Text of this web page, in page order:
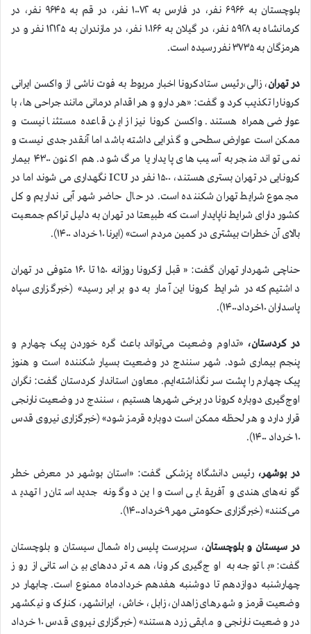
بلوچستان به ۶۹۶۶ نفر، در فارس به ۱۰۰۷۲ نفر، در قم به ۹۶۴۵ نفر، در
کرمانشاه به ۵۹۲۸ نفر، در گیلان به ۱۰۱۶۶ نفر، در مازندران به ۱۲۱۲۵ نفر و در
هرمزگان به ۳۷۳۵ نفر رسیده است.
در تهران، زالی،رئیس ستادکرونا اخبار مربوط به فوت ناشی از واکسن ایرانی
کرونا را تكذيب كرد و گفت: «هر دارو و هر اقدام درمانی مانند جراحی ها، با
عوارضی همراه هستند. واکسن کرونا نیز از این قاعده مستثنا نیست و
ممکن است عوارض سطحی و گذرایی داشته باشد اما آنقدر جدی نیست و
نمی تواند منجر به آسیب های پایدار یا مرگ شود. هم اکنون ۴۳۰۰ بیمار
کرونایی در تهران بستری هستند، ۱۵۰۰ نفر در ICU نگهداری می شوند اما در
مجموع شرایط تهران شکننده است. در حال حاضر شهر آبی نداریم و کل
کشور دارای شرایط ناپایدار است که طبیعتا در تهران به دلیل تراکم جمعیت
بالای آن خطرات بیشتری در کمین مردم است» (ایرنا ۱۰ خرداد ۱۴۰۰).
حناچی شهردار تهران گفت: « قبل ازکرونا روزانه ۱۵۰ تا ۱۶۰ متوفی در تهران
داشتیم که در شرایط کرونا این آمار به دو برابر رسید» (خبرگزاری سپاه
پاسداران ۱۰خرداد۱۴۰۰).
در کردستان، «تداوم وضعیت می‌تواند باعث گره خوردن پیک چهارم و
پنجم بیماری شود. شهر سنندج در وضعیت بسیار شکننده است و هنوز
پیک چهارم را پشت سر نگذاشته‌ایم. معاون استاندار کردستان گفت: نگران
اوج‌گیری دوباره کرونا در برخی شهرها هستیم‌ ، سنندج در وضعیت نارنجی
قرار دارد و هر لحظه ممکن است دوباره قرمز شود» (خبرگزاری نیروی قدس
۱۰ خرداد ۱۴۰۰).
در بوشهر، رئیس دانشگاه پزشکی گفت: «استان بوشهر در معرض خطر
گونه‌های هندی و آفریقایی است و این دوگونه جدید استان را تهدید
می‌کنند» (خبرگزاری حکومتی مهر ۹خرداد۱۴۰۰).
در سیستان و بلوچستان، سرپرست پلیس راه شمال سیستان و بلوچستان
گفت: «با توجه به اوج‌گیری کرونا، همه ترددهای بین استانی از روز
چهارشنبه دوازدهم تا دوشنبه هفدهم خردادماه ممنوع است. چابهار در
وضعیت قرمز و شهرهای زاهدان، زابل، خاش، ایرانشهر، کنارک و نیکشهر
در وضعیت نارنجی و مابقی زرد هستند» (خبرگزاری نیروی قدس ۱۰ خرداد